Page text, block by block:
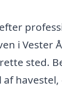
i Vester
sted.
af